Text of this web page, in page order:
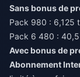
Sans bonus de
Pack 980 : 6,125
Pack 6 480 :
Avec bonus de
Abonnement